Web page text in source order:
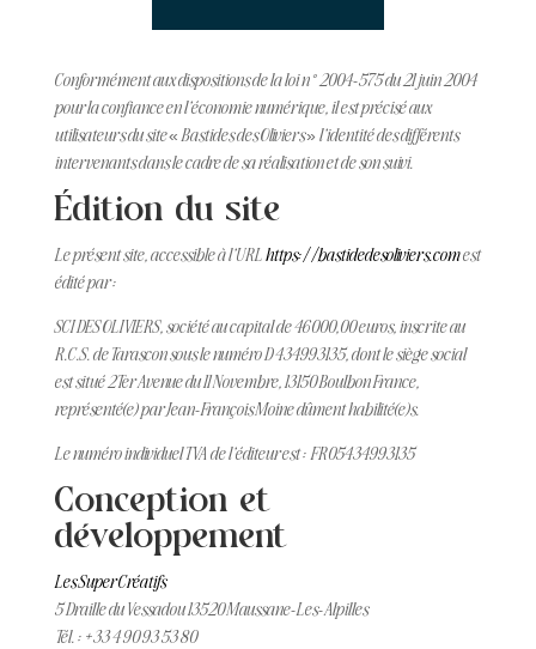
Conformément aux dispositions de la loi n° 2004-575 du 21 juin 2004
pour la confiance en l’économie numérique, il est précisé aux
utilisateurs du site « Bastides des Oliviers » l’identité des différents
intervenants dans le cadre de sa réalisation et de son suivi.
Édition du site
Le présent site, accessible à l’URLhttps://bastidedesoliviers.comest
édité par :
SCI DES OLIVIERS,société au capital de 46 000,00 euros,inscrite au
R.C.S. de Tarascon sous le numéro D 434993135, dont le siège social
est situé 2Ter Avenue du 11 Novembre, 13150 Boulbon France,
représenté(e) par Jean-François Moine dûment habilité(e)s.
Le numéro individuel TVA de l’éditeur est : FR05434993135
Conception et
développement
Les Super Créatifs
5 Draille du Vessadou 13520 Maussane-Les-Alpilles
Tél. : +33 4 90 93 53 80